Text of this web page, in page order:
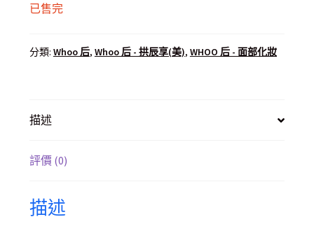
已售完
分類: Whoo 后, Whoo 后 - 拱辰享(美), WHOO 后 - 面部化妝
描述
評價 (0)
描述